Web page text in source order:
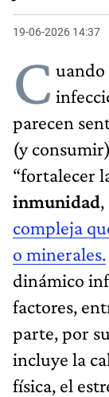
19-06-2026 14:37
C uando
parecen
(y
“fortalecer
inmunidad
compleja
o minerales.
dinámico
factores,
parte, por
incluye la
física, el